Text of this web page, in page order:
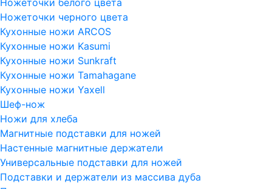
Ножеточки черного цвета
Кухонные ножи ARCOS
Кухонные ножи Kasumi
Кухонные ножи Sunkraft
Кухонные ножи Tamahagane
Кухонные ножи Yaxell
Шеф-нож
Ножи для хлеба
Магнитные подставки для ножей
Настенные магнитные держатели
Универсальные подставки для ножей
Подставки и держатели из массива дуба